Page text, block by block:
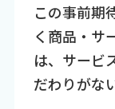
この事前期
く商品・サ
は、サービ
だわりがな